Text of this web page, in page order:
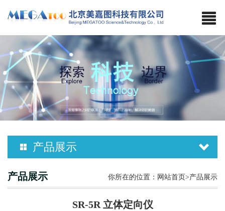
产品展示
产品展示 你所在的位置： 网站首页>产品展示
SR-5R 立体定向仪